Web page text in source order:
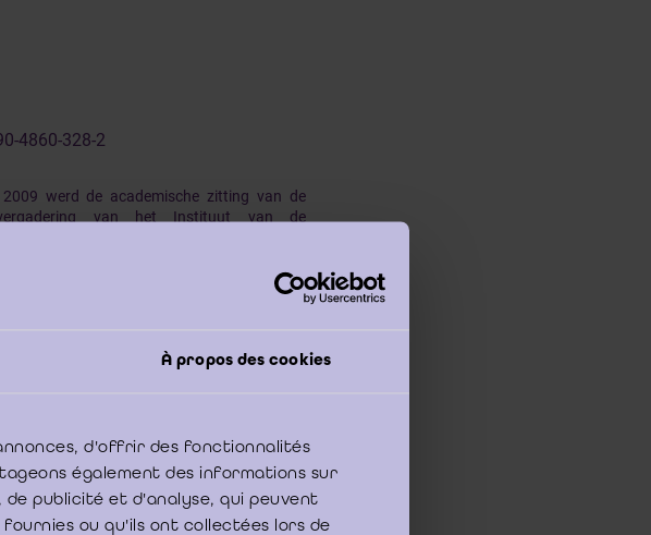
À propos des cookies
d'offrir des fonctionnalités
également des informations sur
publicité et d'analyse, qui peuvent
ou qu'ils ont collectées lors de
4860-328-2
werd de academische zitting van de
van het Instituut van de
van de rondetafelconferentie betreffende
inzake het auditcomité. De interactie
en 9 februari 2009 sluiten dit boek af.